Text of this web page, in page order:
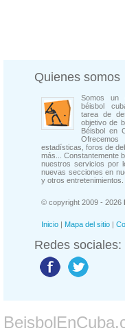
Quienes somos
Somos un
béisbol
tarea de
objetivo de
Béisbol en
estadísticas, foros de
más... Constantemente
nuestros servicios por
nuevas secciones en
y otros entretenimientos.
© copyright 2009 - 2026
Inicio | Mapa del sitio |
Redes sociales: